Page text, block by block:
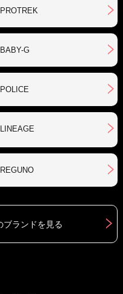
PROTREK
BABY-G
POLICE
LINEAGE
REGUNO
ブランドを見る